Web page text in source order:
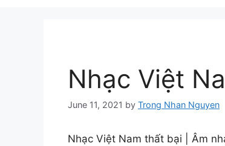
Nhạc Việt
June 11, 2021 by Trong Nhan Nguyen
Nhạc Việt Nam thất bại | Âm